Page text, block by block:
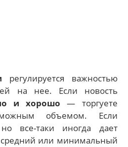
регулируется важностью
на нее. Если новость
и хорошо — торгуете
объемом. Если
все-таки иногда дает
или минимальный